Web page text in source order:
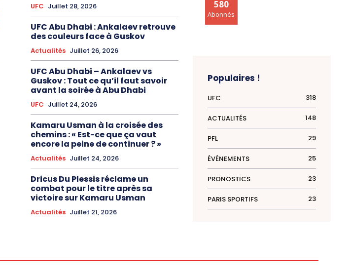
UFC Juillet 28, 2026
UFC Abu Dhabi : Ankalaev retrouve
des couleurs face à Guskov
Actualités Juillet 26, 2026
UFC Abu Dhabi – Ankalaev vs
Guskov : Tout ce qu’il faut savoir
avant la soirée à Abu Dhabi
UFC Juillet 24, 2026
Kamaru Usman à la croisée des
chemins : « Est-ce que ça vaut
encore la peine de continuer ? »
Actualités Juillet 24, 2026
Dricus Du Plessis réclame un
combat pour le titre après sa
victoire sur Kamaru Usman
Actualités Juillet 21, 2026
580
Abonnés
Populaires !
UFC 318
ACTUALITÉS 148
PFL 29
ÉVÉNEMENTS 25
PRONOSTICS 23
PARIS SPORTIFS 23